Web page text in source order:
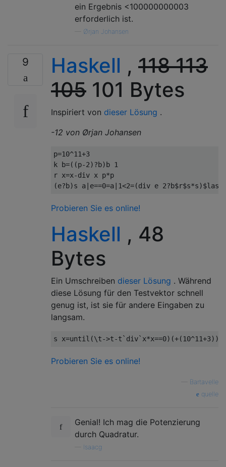
ein Ergebnis <100000000003
erforderlich ist.
Ørjan Johansen
9 Haskell , 118113
105 101 Bytes
Inspiriert von dieser Lösung .
-12 von Ørjan Johansen
p=10^11+3
k b=((p-2)?b) b 1
r x=x-div x p*
(e?b)s a e==0=a 1<2=(div e 2?b$r$s*s)$last
Probieren Sie es online!
Haskell , 48
Bytes
Ein Umschreiben dieser Lösung . Während
diese Lösung für den Testvektor schnell
genug ist, ist sie für andere Eingaben zu
langsam.
s x=until (\t->t-t ` div` x*x==0)(+(10^11+3))
Probieren Sie es online!
Bartavelle
quelle
Genial! Ich mag die Potenzierung
durch Quadratur.
Isaacg